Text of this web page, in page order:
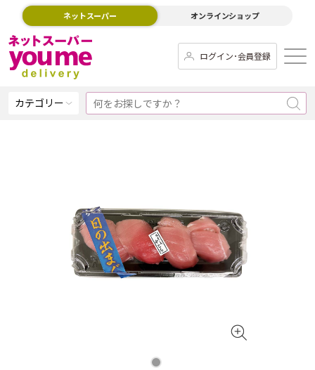
ネットスーパー オンラインショップ
ログイン･会員登録
カテゴリー